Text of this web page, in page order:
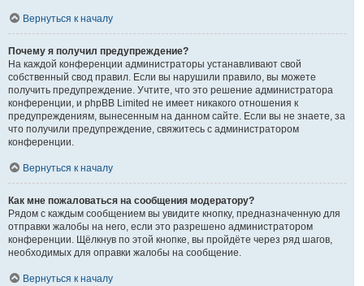
Вернуться к началу
Почему я получил предупреждение?
На каждой конференции администраторы устанавливают свой
собственный свод правил. Если вы нарушили правило, вы можете
получить предупреждение. Учтите, что это решение администратора
конференции, и phpBB Limited не имеет никакого отношения к
предупреждениям, вынесенным на данном сайте. Если вы не знаете, за
что получили предупреждение, свяжитесь с администратором
конференции.
Вернуться к началу
Как мне пожаловаться на сообщения модератору?
Рядом с каждым сообщением вы увидите кнопку, предназначенную для
отправки жалобы на него, если это разрешено администратором
конференции. Щёлкнув по этой кнопке, вы пройдёте через ряд шагов,
необходимых для оправки жалобы на сообщение.
Вернуться к началу